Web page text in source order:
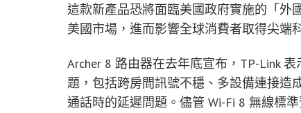
這款新產品恐將面臨美國政府實施的「外
美國市場，進而影響全球消費者取得尖端
Archer 8 路由器在去年底宣布，TP-Link
題，包括跨房間訊號不穩、多設備連接造
通話時的延遲問題。儘管 Wi-Fi 8 無線標